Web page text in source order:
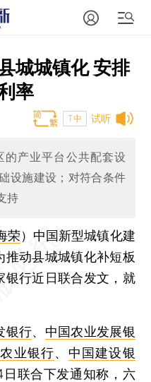
城城镇化 安排
率
试听
T中
产业平台公共配套设
设施建设；对符合条件
持
荣） 中国新型城镇化建
动县城城镇化补短板
银行近日联合发文，就
银行、 中国农业发展银
业银行、 中国建设银
日联合下发通知称，六